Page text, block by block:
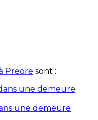
Preore sont :
une demeure
une demeure